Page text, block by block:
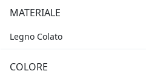
MATERIALE
Legno Colato
COLORE